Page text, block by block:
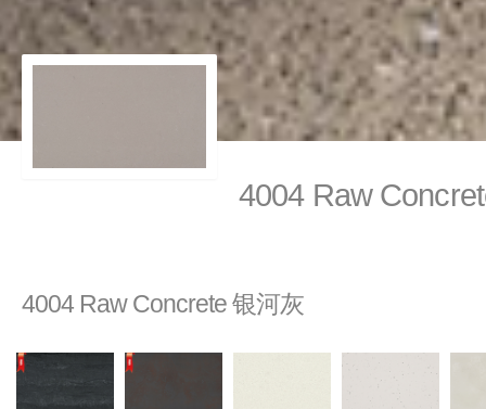
4004 Raw
4004 Raw Concrete 银河灰